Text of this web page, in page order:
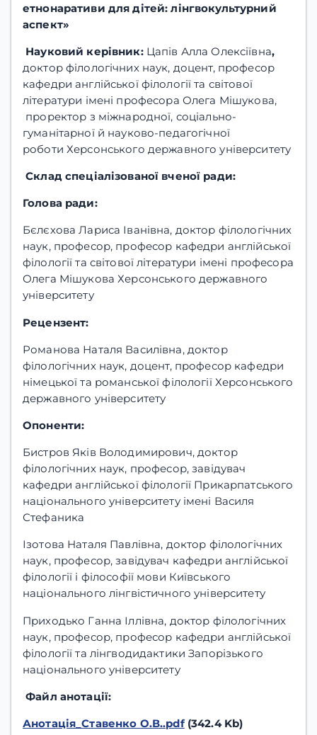
етнонаративи для дітей: лінгвокультурний
аспект»
Науковий керівник: Цапів Алла Олексіївна,
доктор філологічних наук, доцент, професор
кафедри англійської філології та світової
літератури імені професора Олега Мішукова,
проректор з міжнародної, соціально-
гуманітарної й науково-педагогічної
роботи Херсонського державного університету
Склад спеціалізованої вченої ради:
Голова ради:
Бєлєхова Лариса Іванівна, доктор філологічних
наук, професор, професор кафедри англійської
філології та світової літератури імені професора
Олега Мішукова Херсонського державного
університету
Рецензент:
Романова Наталя Василівна, доктор
філологічних наук, доцент, професор кафедри
німецької та романської філології Херсонського
державного університету
Опоненти:
Бистров Яків Володимирович, доктор
філологічних наук, професор, завідувач
кафедри англійської філології Прикарпатського
національного університету імені Василя
Стефаника
Ізотова Наталя Павлівна, доктор філологічних
наук, професор, завідувач кафедри англійської
філології і філософії мови Київського
національного лінгвістичного університету
Приходько Ганна Іллівна, доктор філологічних
наук, професор, професор кафедри англійської
філології та лінгводидактики Запорізького
національного університету
Файл анотації:
Анотація_Ставенко О.В..pdf(342.4 Kb)